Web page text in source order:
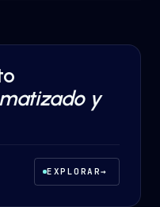
y
EXPLORAR→